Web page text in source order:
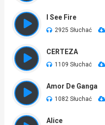
I See Fire
2925 Słuchać
CERTEZA
1109 Słuchać
Amor De Ganga
1082 Słuchać
Alice